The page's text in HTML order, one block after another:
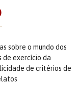
sobre o mundo dos
de exercício da
de critérios de